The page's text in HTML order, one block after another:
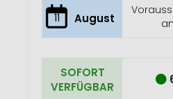
11 August
SOFORT
VERFÜGBAR